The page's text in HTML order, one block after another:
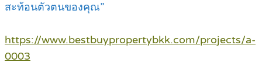
สะท้อนตัวตนของคุณ”
https://www.bestbuypropertybkk.com/projects/a-
0003